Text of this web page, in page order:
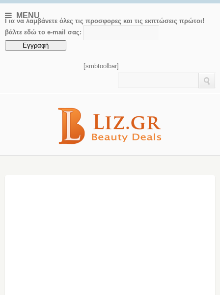
MENU
Για να λαμβάνετε όλες τις προσφορες και τις εκπτώσεις πρώτοι!
βάλτε εδώ το e-mail σας:
[smbtoolbar]